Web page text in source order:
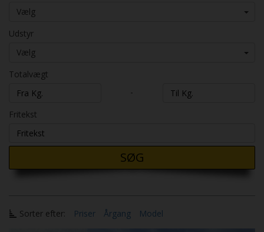
Vælg
Udstyr
Vælg
Totalvægt
-
Fritekst
SØG
Sorter efter: Priser Årgang Model